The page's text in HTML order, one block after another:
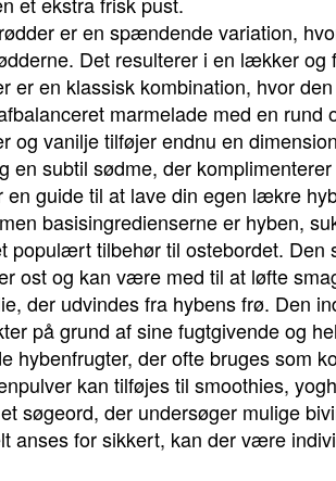
er en spændende variation,
Det resulterer i en lækker
er en klassisk kombination, hvor
marmelade med en rund
og vanilje tilføjer endnu en
en subtil sødme, der
en guide til at lave din egen lækre
basisingredienserne er hyben,
populært tilbehør til ostebordet.
ost og kan være med til at løfte
der udvindes fra hybens frø. Den
på grund af sine fugtgivende og
hybenfrugter, der ofte bruges som
kan tilføjes til smoothies,
søgeord, der undersøger mulige
anses for sikkert, kan der være